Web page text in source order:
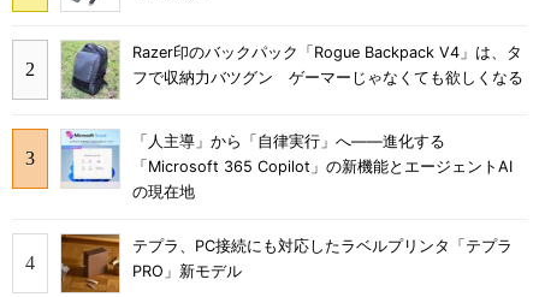
Razer印のバックパック「Rogue Backpack V4」は、タ
フで収納力バツグン ゲーマーじゃなくても欲しくなる
「人主導」から「自律実行」へ――進化する
「Microsoft 365 Copilot」の新機能とエージェントAI
の現在地
テプラ、PC接続にも対応したラベルプリンタ「テプラ
PRO」新モデル